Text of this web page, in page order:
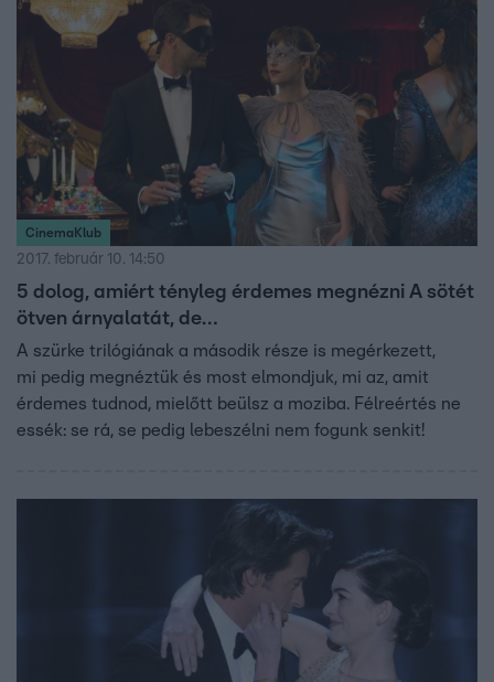
CinemaKlub
2017. február 10. 14:50
5 dolog, amiért tényleg érdemes megnézni A sötét
ötven árnyalatát, de…
A szürke trilógiának a második része is megérkezett,
mi pedig megnéztük és most elmondjuk, mi az, amit
érdemes tudnod, mielőtt beülsz a moziba. Félreértés ne
essék: se rá, se pedig lebeszélni nem fogunk senkit!